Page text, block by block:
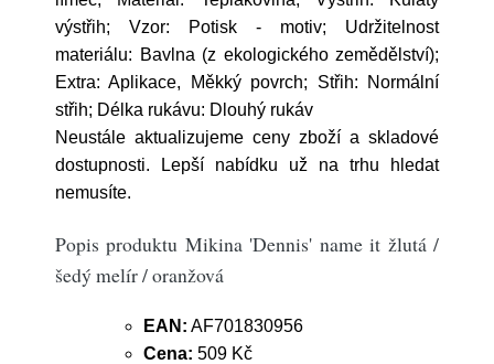
výstřih; Vzor: Potisk - motiv; Udržitelnost
materiálu: Bavlna (z ekologického zemědělství);
Extra: Aplikace, Měkký povrch; Střih: Normální
střih; Délka rukávu: Dlouhý rukáv
Neustále aktualizujeme ceny zboží a skladové
dostupnosti. Lepší nabídku už na trhu hledat
nemusíte.
Popis produktu Mikina 'Dennis' name it žlutá /
šedý melír / oranžová
EAN: AF701830956
Cena: 509 Kč